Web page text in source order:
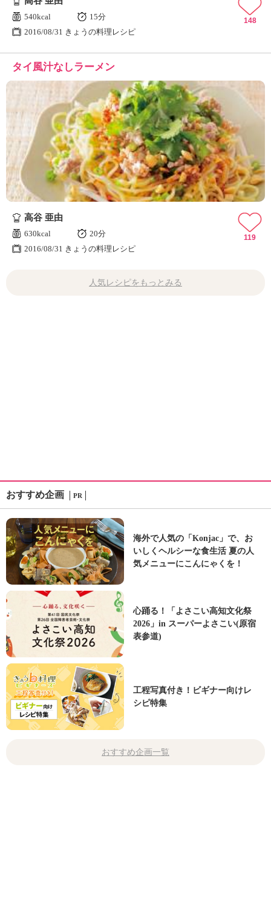
540kcal
15分
2016/08/31 きょうの料理レシピ
148
タイ風汁なしラーメン
高谷 亜由
630kcal
20分
2016/08/31 きょうの料理レシピ
119
人気レシピをもっとみる
おすすめ企画 PR
海外で人気の「Konjac」で、お
いしくヘルシーな食生活 夏の人
気メニューにこんにゃくを！
心踊る！「よさこい高知文化祭
2026」in スーパーよさこい(原宿
表参道)
工程写真付き！ビギナー向けレ
シピ特集
おすすめ企画一覧